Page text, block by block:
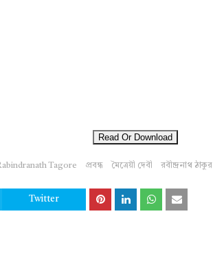
Read Or Download
Tagore প্রবন্ধ মৈত্রেয়ী দেবী রবীন্দ্রনাথ ঠাকুর
Twitter